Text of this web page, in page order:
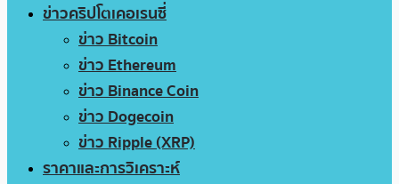
ข่าวคริปโตเคอเรนซี่
ข่าว Bitcoin
ข่าว Ethereum
ข่าว Binance Coin
ข่าว Dogecoin
ข่าว Ripple (XRP)
ราคาและการวิเคราะห์